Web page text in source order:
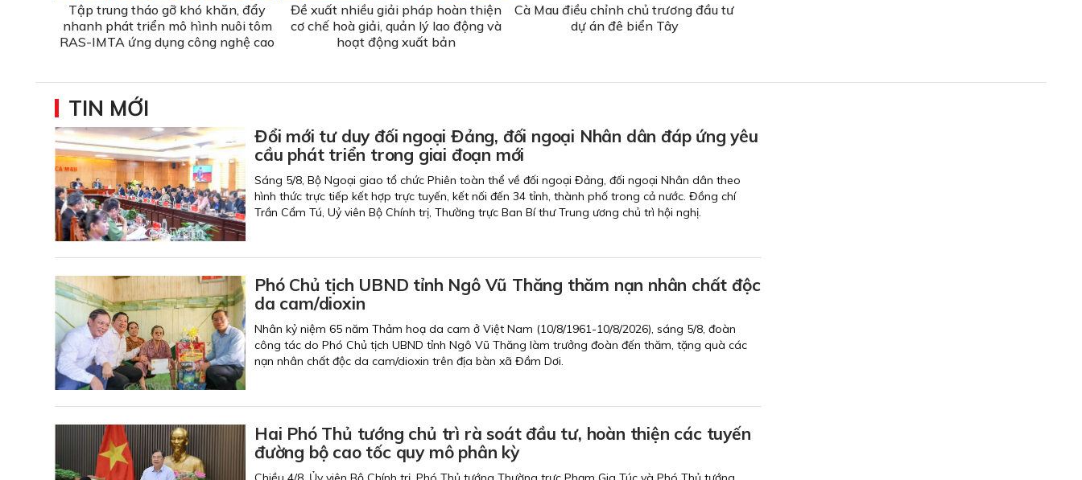
Tập trung tháo gỡ khó khăn, đẩy
nhanh phát triển mô hình nuôi tôm
RAS-IMTA ứng dụng công nghệ cao
Đề xuất nhiều giải pháp hoàn thiện
cơ chế hoà giải, quản lý lao động và
hoạt động xuất bản
Cà Mau điều chỉnh chủ trương đầu tư
dự án đê biển Tây
TIN MỚI
Đổi mới tư duy đối ngoại Đảng, đối ngoại Nhân dân đáp ứng yêu
cầu phát triển trong giai đoạn mới
Sáng 5/8, Bộ Ngoại giao tổ chức Phiên toàn thể về đối ngoại Đảng, đối ngoại Nhân dân theo
hình thức trực tiếp kết hợp trực tuyến, kết nối đến 34 tỉnh, thành phố trong cả nước. Đồng chí
Trần Cẩm Tú, Uỷ viên Bộ Chính trị, Thường trực Ban Bí thư Trung ương chủ trì hội nghị.
Phó Chủ tịch UBND tỉnh Ngô Vũ Thăng thăm nạn nhân chất độc
da cam/dioxin
Nhân kỷ niệm 65 năm Thảm hoạ da cam ở Việt Nam (10/8/1961-10/8/2026), sáng 5/8, đoàn
công tác do Phó Chủ tịch UBND tỉnh Ngô Vũ Thăng làm trưởng đoàn đến thăm, tặng quà các
nạn nhân chất độc da cam/dioxin trên địa bàn xã Đầm Dơi.
Hai Phó Thủ tướng chủ trì rà soát đầu tư, hoàn thiện các tuyến
đường bộ cao tốc quy mô phân kỳ